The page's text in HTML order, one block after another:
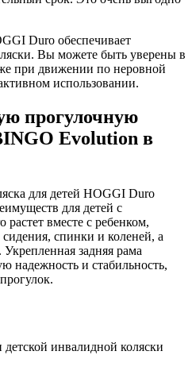
Duro обеспечивает
Вы можете быть уверены в
при движении по неровной
использовании.
прогулочную
Evolution в
для детей HOGGI Duro
для детей с
вместе с ребенком,
сидения, спинки и коленей, а
задняя рама
надежность и стабильность,
детской инвалидной коляски